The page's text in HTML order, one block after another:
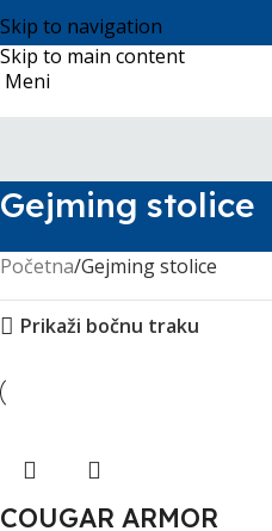
Skip to navigation
Skip to main content
Meni
Gejming stolice
Početna Gejming stolice
Prikaži bočnu traku
COUGAR ARMOR